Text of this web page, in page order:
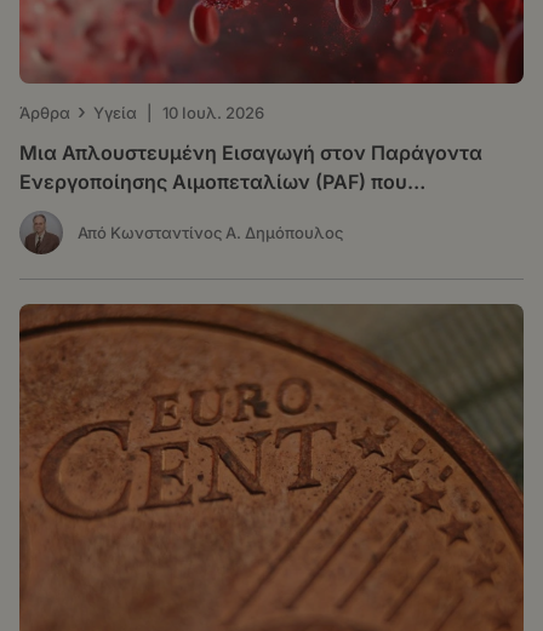
Άρθρα › Υγεία 10 Ιουλ. 2026
Μια Απλουστευμένη Εισαγωγή στον Παράγοντα
Ενεργοποίησης Αιμοπεταλίων (PAF) που
Δημιουργήθηκε από την Τεχνητή Νοημοσύνη για το
Ευρύ Κοινό, αλλά και για τους Επιστήμονες
Από Κωνσταντίνος Α. Δημόπουλος